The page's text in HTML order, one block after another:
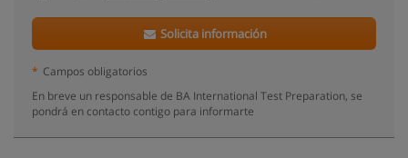
Solicita información
* Campos obligatorios
En breve un responsable de BA International Test Preparation, se
pondrá en contacto contigo para informarte